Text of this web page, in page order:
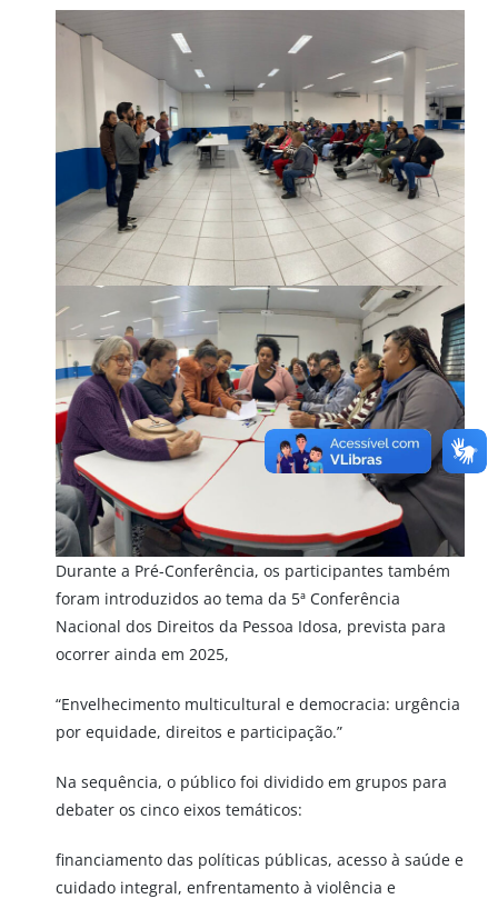
Durante a Pré-Conferência, os participantes também
foram introduzidos ao tema da 5ª Conferência
Nacional dos Direitos da Pessoa Idosa, prevista para
ocorrer ainda em 2025,
“Envelhecimento multicultural e democracia: urgência
por equidade, direitos e participação.”
Na sequência, o público foi dividido em grupos para
debater os cinco eixos temáticos:
financiamento das políticas públicas, acesso à saúde e
cuidado integral, enfrentamento à violência e